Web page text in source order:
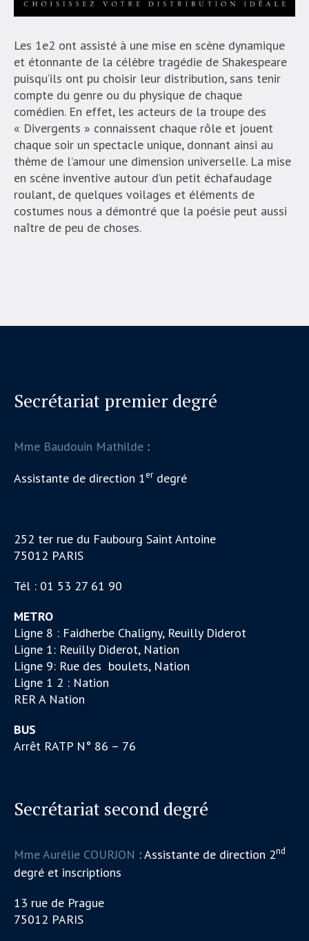
Les 1e2 ont assisté à une mise en scène dynamique
et étonnante de la célèbre tragédie de Shakespeare
puisqu’ils ont pu choisir leur distribution, sans tenir
compte du genre ou du physique de chaque
comédien. En effet, les acteurs de la troupe des
« Divergents » connaissent chaque rôle et jouent
chaque soir un spectacle unique, donnant ainsi au
thème de l’amour une dimension universelle. La mise
en scène inventive autour d’un petit échafaudage
roulant, de quelques voilages et éléments de
costumes nous a démontré que la poésie peut aussi
naître de peu de choses.
Secrétariat premier degré
Mme Baudouin Mathilde :
Assistante de direction 1erdegré
252 ter rue du Faubourg Saint Antoine
75012 PARIS
Tél : 01 53 27 61 90
METRO
Ligne 8 : Faidherbe Chaligny, Reuilly Diderot
Ligne 1: Reuilly Diderot, Nation
Ligne 9: Rue des boulets, Nation
Ligne 1 2 : Nation
RER A Nation
BUS
Arrêt RATP N° 86 – 76
Secrétariat second degré
Mme Aurélie COURJON : Assistante de direction 2nd
degré et inscriptions
13 rue de Prague
75012 PARIS